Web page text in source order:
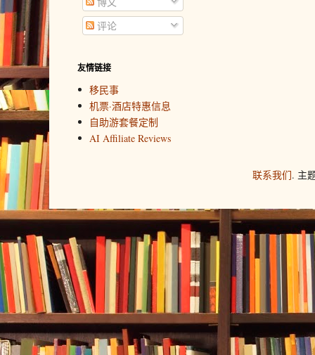
评论
友情链接
移民事
机票·酒店特惠信息
自助游套餐定制
AI Affiliate Reviews
联系我们. 主